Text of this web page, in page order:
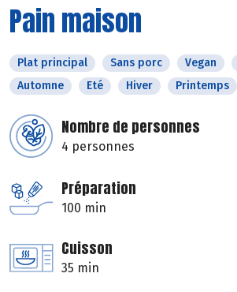
Pain maison
Plat principal Sans porc Vegan
Automne
Eté Hiver Printemps
Nombre de personnes
4 personnes
Préparation
100 min
Cuisson
35 min